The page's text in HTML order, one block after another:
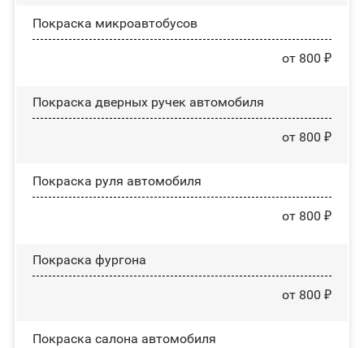
Покраска микроавтобусов
от 800 ₽
Покраска дверных ручек автомобиля
от 800 ₽
Покраска руля автомобиля
от 800 ₽
Покраска фургона
от 800 ₽
Покраска салона автомобиля